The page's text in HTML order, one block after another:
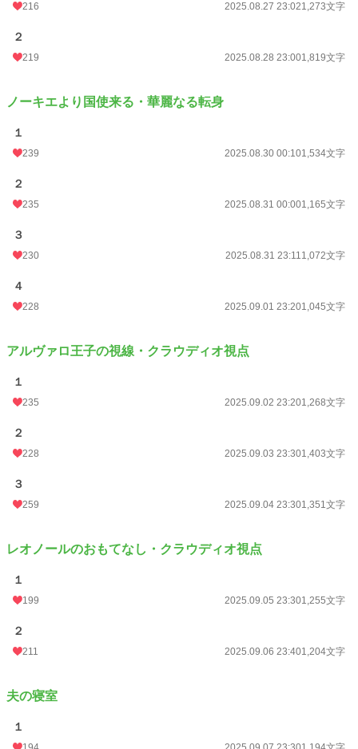
216 2025.08.27 23:021,273文字
２
219 2025.08.28 23:001,819文字
ノーキエより国使来る・華麗なる転身
１
239 2025.08.30 00:101,534文字
２
235 2025.08.31 00:001,165文字
３
230 2025.08.31 23:111,072文字
４
228 2025.09.01 23:201,045文字
アルヴァロ王子の視線・クラウディオ視点
１
235 2025.09.02 23:201,268文字
２
228 2025.09.03 23:301,403文字
３
259 2025.09.04 23:301,351文字
レオノールのおもてなし・クラウディオ視点
１
199 2025.09.05 23:301,255文字
２
211 2025.09.06 23:401,204文字
夫の寝室
１